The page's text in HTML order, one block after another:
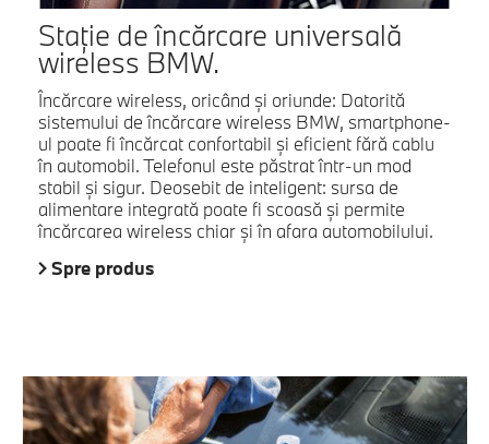
Staţie de încărcare universală
wireless BMW.
Încărcare wireless, oricând şi oriunde: Datorită
sistemului de încărcare wireless BMW, smartphone-
ul poate fi încărcat confortabil şi eficient fără cablu
în automobil. Telefonul este păstrat într-un mod
stabil şi sigur. Deosebit de inteligent: sursa de
alimentare integrată poate fi scoasă şi permite
încărcarea wireless chiar şi în afara automobilului.
Spre produs